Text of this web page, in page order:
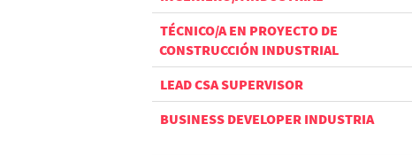
TÉCNICO/A EN PROYECTO DE
CONSTRUCCIÓN INDUSTRIAL
LEAD CSA SUPERVISOR
BUSINESS DEVELOPER INDUSTRIA